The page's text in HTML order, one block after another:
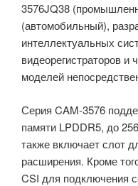
3576JQ38
(автомобильный),
интеллектуальных
видеорегистраторов и
моделей
Серия CAM-3576
памяти LPDDR5, до
также включает слот
расширения. Кроме
CSI для подключения